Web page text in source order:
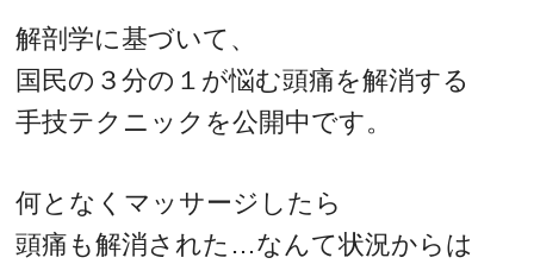
解剖学に基づいて、
国民の３分の１が悩む頭痛を解消する
手技テクニックを公開中です。
何となくマッサージしたら
頭痛も解消された…なんて状況からは